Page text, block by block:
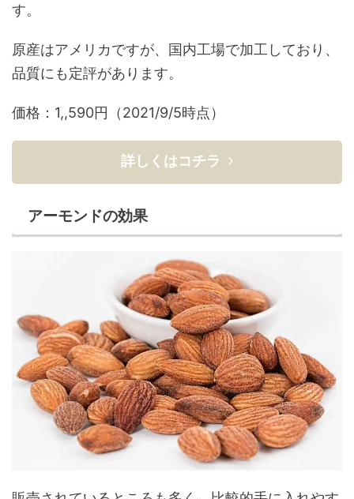
す。
原産はアメリカですが、国内工場で加工しており、
品質にも定評があります。
価格：1,,590円（2021/9/5時点）
詳しくはコチラ
アーモンドの効果